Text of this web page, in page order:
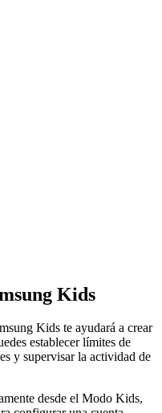
Kids
Kids te ayudará a crear
establecer límites de
y supervisar la actividad de
desde el Modo Kids,